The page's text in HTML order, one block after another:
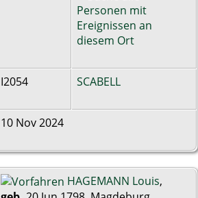
I2054 SCABELL
10 Nov 2024
HAGEMANN Louis,